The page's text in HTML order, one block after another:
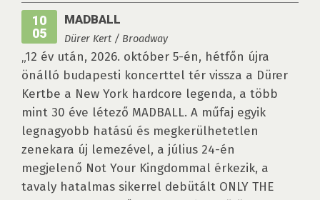
10
05
MADBALL
Dürer Kert / Broadway
„12 év után, 2026. október 5-én, hétfőn újra
önálló budapesti koncerttel tér vissza a Dürer
Kertbe a New York hardcore legenda, a több
mint 30 éve létező MADBALL. A műfaj egyik
legnagyobb hatású és megkerülhetetlen
zenekara új lemezével, a július 24-én
megjelenő Not Your Kingdommal érkezik, a
tavaly hatalmas sikerrel debütált ONLY THE